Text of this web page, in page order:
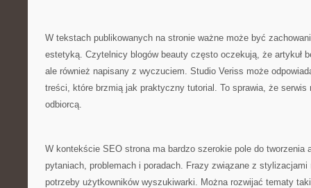
W tekstach publikowanych na stronie ważne może być
estetyką. Czytelnicy blogów beauty często oczekują, że artykuł
ale również napisany z wyczuciem. Studio Veriss może
treści, które brzmią jak praktyczny tutorial. To sprawia, że serwis
odbiorcą.
W kontekście SEO strona ma bardzo szerokie pole do tworzenia
pytaniach, problemach i poradach. Frazy związane z stylizacjami
potrzeby użytkowników wyszukiwarki. Można rozwijać tematy